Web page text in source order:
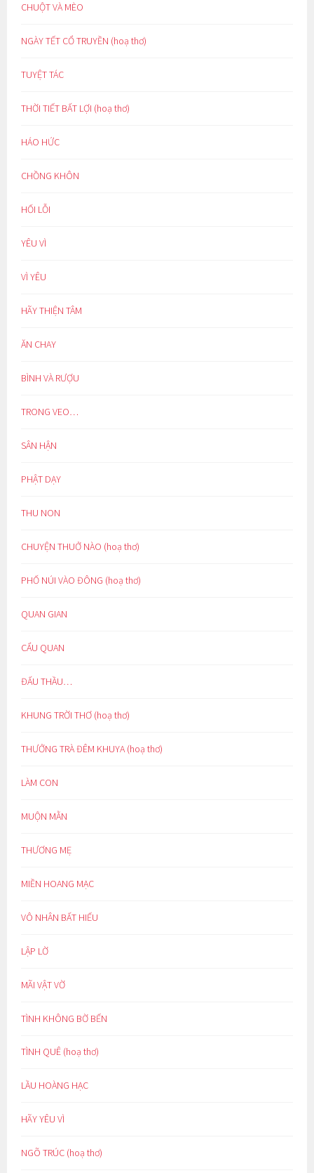
CHUỘT VÀ MÈO
NGÀY TẾT CỔ TRUYỀN (hoạ thơ)
TUYỆT TÁC
THỜI TIẾT BẤT LỢI (hoạ thơ)
HÁO HỨC
CHỒNG KHÔN
HỐI LỖI
YÊU VÌ
VÌ YÊU
HÃY THIỆN TÂM
ĂN CHAY
BÌNH VÀ RƯỢU
TRONG VEO…
SÂN HẬN
PHẬT DẠY
THU NON
CHUYỆN THUỞ NÀO (hoạ thơ)
PHỐ NÚI VÀO ĐÔNG (hoạ thơ)
QUAN GIAN
CẨU QUAN
ĐẤU THẦU…
KHUNG TRỜI THƠ (hoạ thơ)
THƯỞNG TRÀ ĐÊM KHUYA (hoạ thơ)
LÀM CON
MUỘN MẰN
THƯƠNG MẸ
MIỀN HOANG MẠC
VÔ NHÂN BẤT HIẾU
LẬP LỜ
MÃI VẬT VỜ
TÌNH KHÔNG BỜ BẾN
TÌNH QUÊ (hoạ thơ)
LẦU HOÀNG HẠC
HÃY YÊU VÌ
NGÕ TRÚC (hoạ thơ)